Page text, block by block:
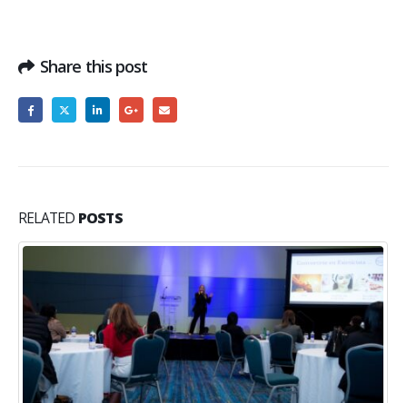
Share this post
RELATED POSTS
Tecnólogo Médico: Más allá que una muestra de
Sangre
Probablemente ha visitado su médico primario alguna
vez y este, al final de la consulta, le ordena una orden
de...
read more